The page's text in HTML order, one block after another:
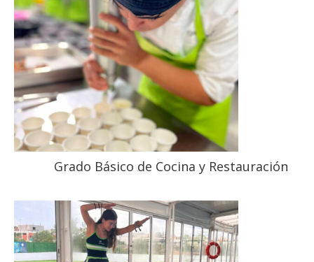
Grado Básico de Cocina y Restauración